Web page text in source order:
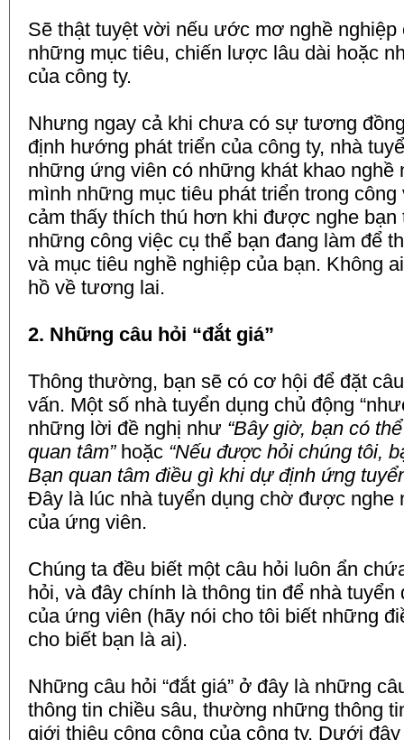
Sẽ thật tuyệt vời nếu ước mơ nghề
những mục tiêu, chiến lược lâu dài hoặc
của công ty.
Nhưng ngay cả khi chưa có sự tương
định hướng phát triển của công ty, nhà
những ứng viên có những khát khao nghề
mình những mục tiêu phát triển trong
cảm thấy thích thú hơn khi được nghe
những công việc cụ thể bạn đang làm để
và mục tiêu nghề nghiệp của bạn. Không
hồ về tương lai.
2. Những câu hỏi “đắt giá”
Thông thường, bạn sẽ có cơ hội để đặt
vấn. Một số nhà tuyển dụng chủ động
những lời đề nghị như “Bây giờ, bạn có
quan tâm”hoặc “Nếu được hỏi chúng tôi,
Bạn quan tâm điều gì khi dự định ứng
Đây là lúc nhà tuyển dụng chờ được nghe
của ứng viên.
Chúng ta đều biết một câu hỏi luôn ẩn
hỏi, và đây chính là thông tin để nhà tuyển
của ứng viên (hãy nói cho tôi biết những
cho biết bạn là ai).
Những câu hỏi “đắt giá” ở đây là những
thông tin chiều sâu, thường những thông
giới thiệu công cộng của công ty. Dưới